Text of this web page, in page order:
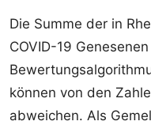
Die Summe der in
COVID-19
können von den
abweichen. Als